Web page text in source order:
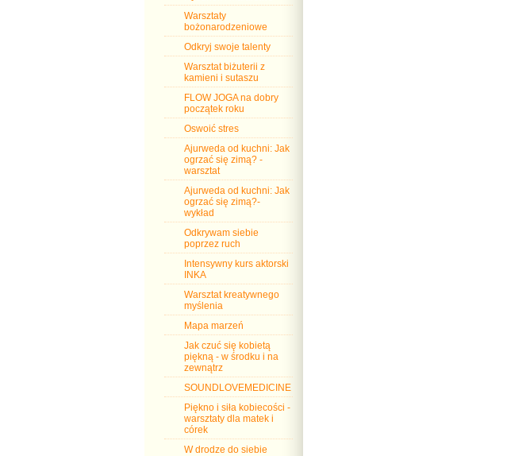
Warsztaty
bożonarodzeniowe
Odkryj swoje talenty
Warsztat biżuterii z
kamieni i sutaszu
FLOW JOGA na dobry
początek roku
Oswoić stres
Ajurweda od kuchni: Jak
ogrzać się zimą? -
warsztat
Ajurweda od kuchni: Jak
ogrzać się zimą?-
wykład
Odkrywam siebie
poprzez ruch
Intensywny kurs aktorski
INKA
Warsztat kreatywnego
myślenia
Mapa marzeń
Jak czuć się kobietą
piękną - w środku i na
zewnątrz
SOUNDLOVEMEDICINE
Piękno i siła kobiecości -
warsztaty dla matek i
córek
W drodze do siebie